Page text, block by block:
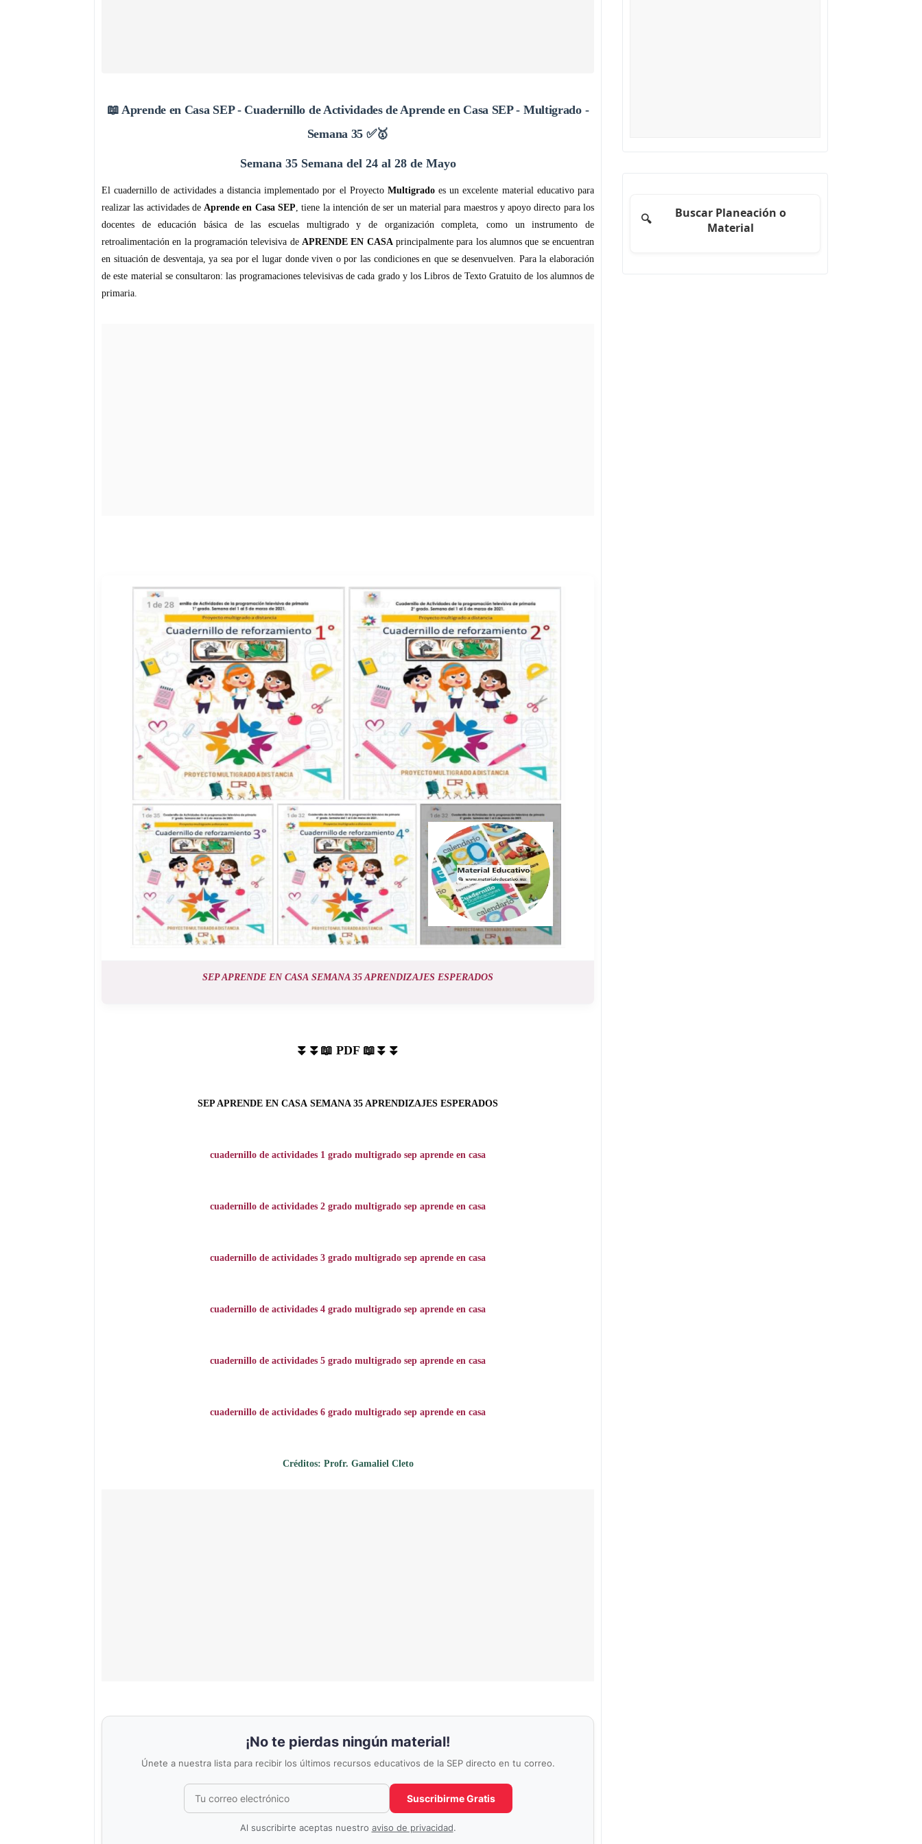
📖 Aprende en Casa SEP - Cuadernillo de Actividades de Aprende en Casa SEP - Multigrado -
Semana 35 ✅🥇
Semana 35 Semana del 24 al 28 de Mayo
El cuadernillo de actividades a distancia implementado por el Proyecto Multigradoes un excelente material educativo para
realizar las actividades deAprende en Casa SEP, tiene la intención de ser un material para maestros y apoyo directo para los
docentes de educación básica de las escuelas multigrado y de organización completa, como un instrumento de
retroalimentación en la programación televisiva de APRENDE EN CASAprincipalmente para los alumnos que se encuentran
en situación de desventaja, ya sea por el lugar donde viven o por las condiciones en que se desenvuelven. Para la elaboración
de este material se consultaron: las programaciones televisivas de cada grado y los Libros de Texto Gratuito de los alumnos de
primaria.
SEP APRENDE EN CASA SEMANA 35 APRENDIZAJES ESPERADOS
⏬⏬📖 PDF 📖⏬⏬
SEP APRENDE EN CASA SEMANA 35 APRENDIZAJES ESPERADOS
cuadernillo de actividades 1 grado multigrado sep aprende en casa
cuadernillo de actividades 2 grado multigrado sep aprende en casa
cuadernillo de actividades 3 grado multigrado sep aprende en casa
cuadernillo de actividades 4 grado multigrado sep aprende en casa
cuadernillo de actividades 5 grado multigrado sep aprende en casa
cuadernillo de actividades 6 grado multigrado sep aprende en casa
Créditos: Profr. Gamaliel Cleto
¡No te pierdas ningún material!
Únete a nuestra lista para recibir los últimos recursos educativos de la SEP directo en tu correo.
Correo electrónico
No completar este campo
Suscribirme Gratis
Al suscribirte aceptas nuestro aviso de privacidad.
🔍
Buscar Planeación o
Material